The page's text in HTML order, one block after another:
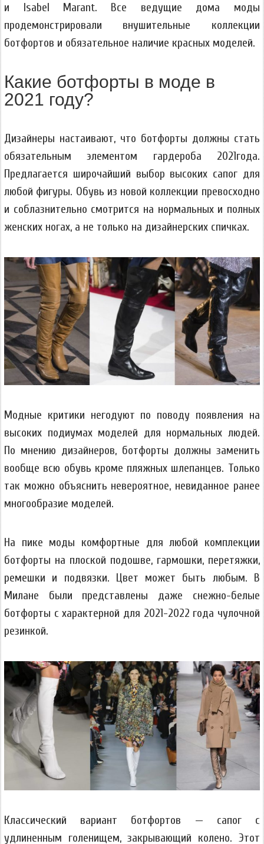
и Isabel Marant. Все ведущие дома моды
продемонстрировали внушительные коллекции
ботфортов и обязательное наличие красных моделей.
Какие ботфорты в моде в
2021 году?
Дизайнеры настаивают, что ботфорты должны стать
обязательным элементом гардероба 2021года.
Предлагается широчайший выбор высоких сапог для
любой фигуры. Обувь из новой коллекции превосходно
и соблазнительно смотрится на нормальных и полных
женских ногах, а не только на дизайнерских спичках.
Модные критики негодуют по поводу появления на
высоких подиумах моделей для нормальных людей.
По мнению дизайнеров, ботфорты должны заменить
вообще всю обувь кроме пляжных шлепанцев. Только
так можно объяснить невероятное, невиданное ранее
многообразие моделей.
На пике моды комфортные для любой комплекции
ботфорты на плоской подошве, гармошки, перетяжки,
ремешки и подвязки. Цвет может быть любым. В
Милане были представлены даже снежно-белые
ботфорты с характерной для 2021-2022 года чулочной
резинкой.
Классический вариант ботфортов — сапог с
удлиненным голенищем, закрывающий колено. Этот